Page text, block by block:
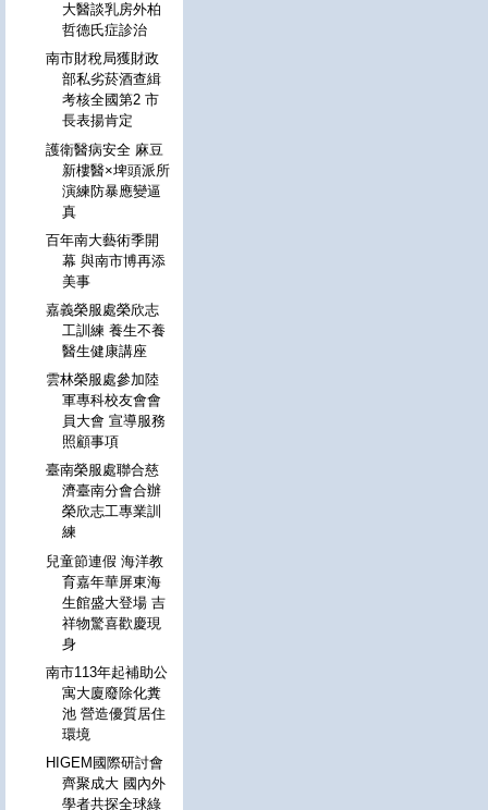
大醫談乳房外柏
哲德氏症診治
南市財稅局獲財政
部私劣菸酒查緝
考核全國第2 市
長表揚肯定
護衛醫病安全 麻豆
新樓醫×埤頭派所
演練防暴應變逼
真
百年南大藝術季開
幕 與南市博再添
美事
嘉義榮服處榮欣志
工訓練 養生不養
醫生健康講座
雲林榮服處參加陸
軍專科校友會會
員大會 宣導服務
照顧事項
臺南榮服處聯合慈
濟臺南分會合辦
榮欣志工專業訓
練
兒童節連假 海洋教
育嘉年華屏東海
生館盛大登場 吉
祥物驚喜歡慶現
身
南市113年起補助公
寓大廈廢除化糞
池 營造優質居住
環境
HIGEM國際研討會
齊聚成大 國內外
學者共探全球綠